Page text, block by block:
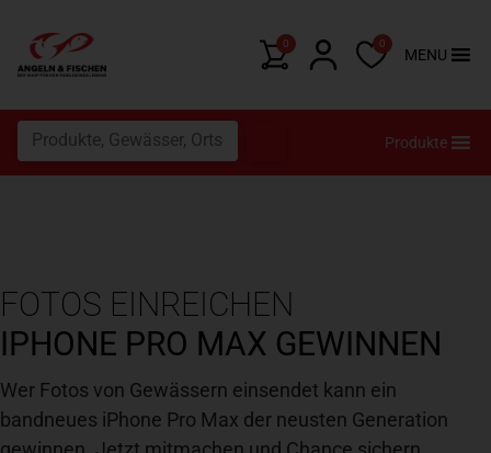
0 0
MENU
Produkte
FOTOS EINREICHEN
IPHONE PRO MAX GEWINNEN
Wer Fotos von Gewässern einsendet kann ein
bandneues iPhone Pro Max der neusten Generation